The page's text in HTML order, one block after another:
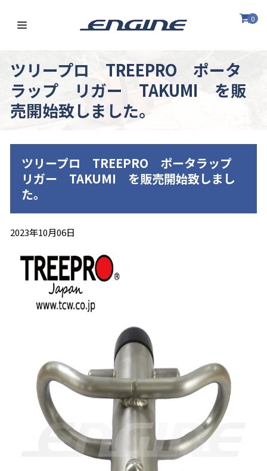
0
ツリープロ TREEPRO ポータ
ラップ リガー TAKUMI を販
売開始致しました。
ツリープロ TREEPRO ポータラップ
リガー TAKUMI を販売開始致しまし
た。
2023年10月06日